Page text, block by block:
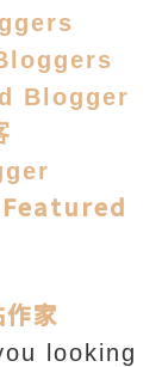
Blogger
Featured
家
looking